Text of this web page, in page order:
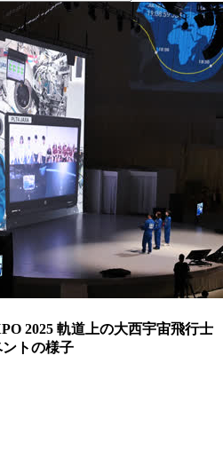
2025 軌道上の大西宇宙飛行士
トの様子